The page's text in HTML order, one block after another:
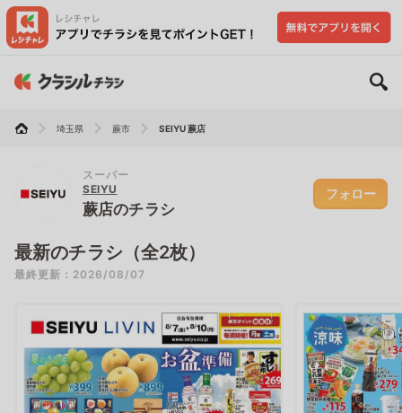
埼玉県 蕨市 SEIYU 蕨店
スーパー
SEIYU
蕨店のチラシ
フォロー
最新のチラシ（全2枚）
最終更新：2026/08/07